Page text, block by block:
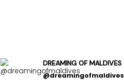
DREAMING OF MALDIVES
@dreamingofmaldives